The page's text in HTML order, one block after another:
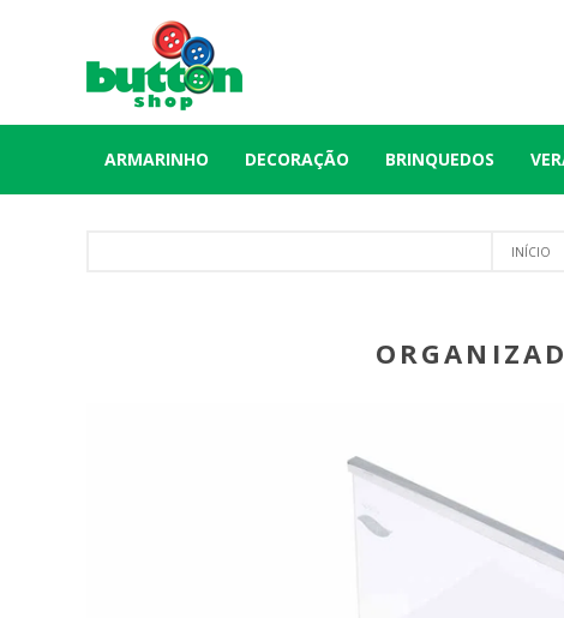
ARMARINHO DECORAÇÃO BRINQUEDOS
INÍCIO